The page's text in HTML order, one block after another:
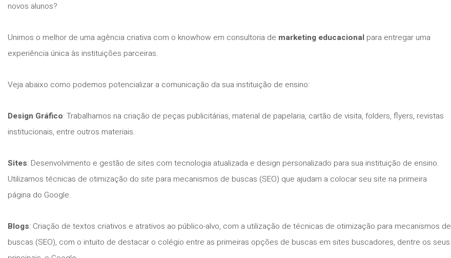
novos alunos?
Unimos o melhor de uma agência criativa com o knowhow em consultoria de marketing educacional para entregar uma
experiência única às instituições parceiras.
Veja abaixo como podemos potencializar a comunicação da sua instituição de ensino:
Design Gráfico: Trabalhamos na criação de peças publicitárias, material de papelaria, cartão de visita, folders, flyers, revistas
institucionais, entre outros materiais.
Sites: Desenvolvimento e gestão de sites com tecnologia atualizada e design personalizado para sua instituição de ensino.
Utilizamos técnicas de otimização do site para mecanismos de buscas (SEO) que ajudam a colocar seu site na primeira
página do Google.
Blogs: Criação de textos criativos e atrativos ao público-alvo, com a utilização de técnicas de otimização para mecanismos de
buscas (SEO), com o intuito de destacar o colégio entre as primeiras opções de buscas em sites buscadores, dentre os seus